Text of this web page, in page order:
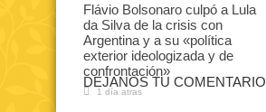
Flávio Bolsonaro culpó a Lula
da Silva de la crisis con
Argentina y a su «política
exterior ideologizada y de
confrontación»
1 día atras
DEJANOS TU COMENTARIO